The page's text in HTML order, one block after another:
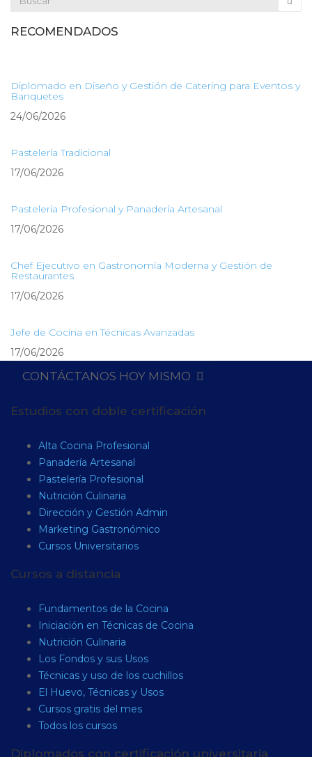
RECOMENDADOS
Diplomado en Diseño y Gestión de Catering para Eventos y
Banquetes
24/06/2026
Pastelería Tradicional
17/06/2026
Pastelería Profesional y Panadería Artesanal
17/06/2026
Chef Ejecutivo en Gastronomía Moderna y Gestión de
Restaurantes
17/06/2026
Jefe de Cocina en Técnicas Avanzadas
17/06/2026
CONTÁCTANOS HOY MISMO
Estudios con doble certificación
Alta Cocina Profesional
Panadería Artesanal
Pastelería Profesional
Nutrición Culinaria
Dirección y Gestión Admin
Marketing Gastronómico
Cursos Universitarios
Cursos a distancia
Fundamentos de la Cocina
Iniciación en Técnicas de Cocina
Nutrición Culinaria
Los Fondos y sus Usos
Técnicas y uso de los cuchillos
El Huevo, Técnicas y Usos
Cursos gratis del mes
Todos los cursos
Diplomados con certificación universitaria